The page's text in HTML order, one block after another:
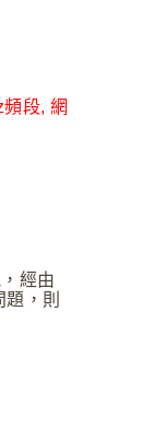
段, 網
經由
，則